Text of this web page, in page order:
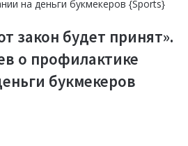
закон будет принят».
о профилактике
букмекеров